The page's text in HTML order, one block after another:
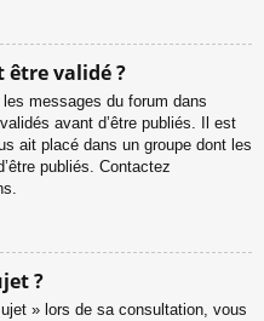
être validé ?
les messages du forum dans
avant d’être publiés. Il est
ait placé dans un groupe dont les
publiés. Contactez
?
» lors de sa consultation, vous